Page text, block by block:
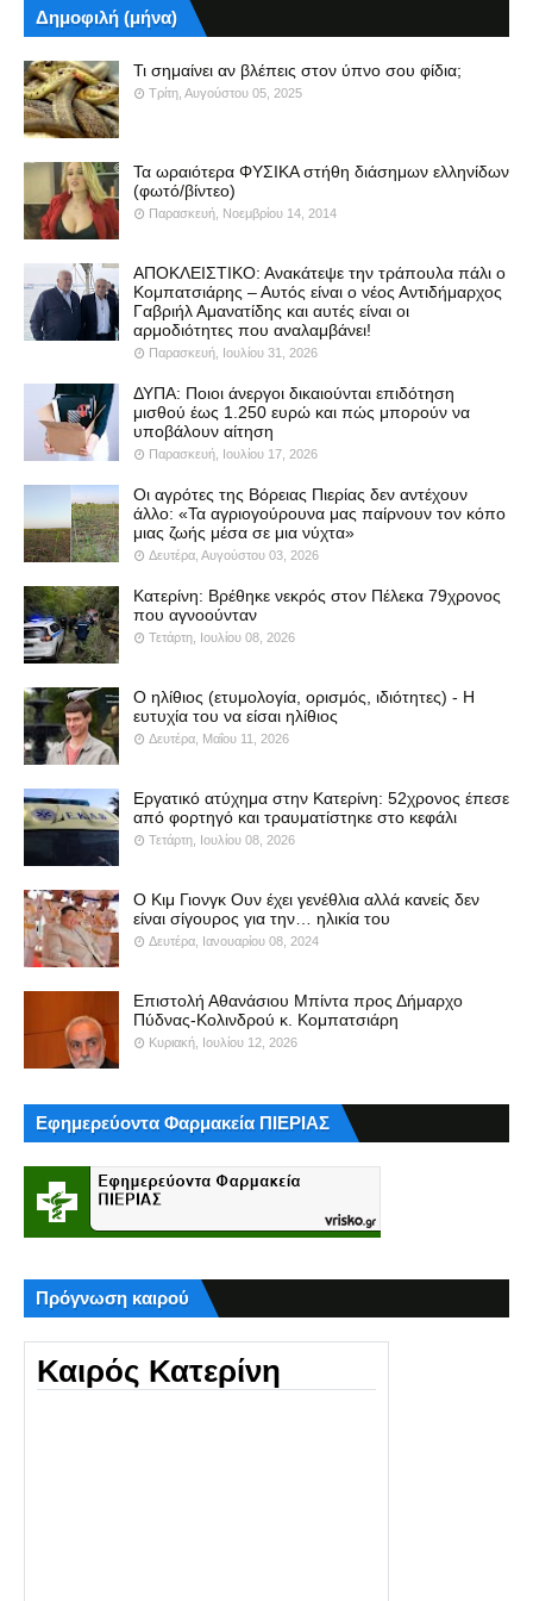
Δημοφιλή (μήνα)
Τι σημαίνει αν βλέπεις στον ύπνο σου φίδια;
Τρίτη, Αυγούστου 05, 2025
Τα ωραιότερα ΦΥΣΙΚΑ στήθη διάσημων ελληνίδων
(φωτό/βίντεο)
Παρασκευή, Νοεμβρίου 14, 2014
ΑΠΟΚΛΕΙΣΤΙΚΟ: Ανακάτεψε την τράπουλα πάλι ο
Κομπατσιάρης – Αυτός είναι ο νέος Αντιδήμαρχος
Γαβριήλ Αμανατίδης και αυτές είναι οι
αρμοδιότητες που αναλαμβάνει!
Παρασκευή, Ιουλίου 31, 2026
ΔΥΠΑ: Ποιοι άνεργοι δικαιούνται επιδότηση
μισθού έως 1.250 ευρώ και πώς μπορούν να
υποβάλουν αίτηση
Παρασκευή, Ιουλίου 17, 2026
Οι αγρότες της Βόρειας Πιερίας δεν αντέχουν
άλλο: «Τα αγριογούρουνα μας παίρνουν τον κόπο
μιας ζωής μέσα σε μια νύχτα»
Δευτέρα, Αυγούστου 03, 2026
Κατερίνη: Βρέθηκε νεκρός στον Πέλεκα 79χρονος
που αγνοούνταν
Τετάρτη, Ιουλίου 08, 2026
Ο ηλίθιος (ετυμολογία, ορισμός, ιδιότητες) - Η
ευτυχία του να είσαι ηλίθιος
Δευτέρα, Μαΐου 11, 2026
Εργατικό ατύχημα στην Κατερίνη: 52χρονος έπεσε
από φορτηγό και τραυματίστηκε στο κεφάλι
Τετάρτη, Ιουλίου 08, 2026
Ο Κιμ Γιονγκ Ουν έχει γενέθλια αλλά κανείς δεν
είναι σίγουρος για την… ηλικία του
Δευτέρα, Ιανουαρίου 08, 2024
Επιστολή Αθανάσιου Μπίντα προς Δήμαρχο
Πύδνας-Κολινδρού κ. Κομπατσιάρη
Κυριακή, Ιουλίου 12, 2026
Εφημερεύοντα Φαρμακεία ΠΙΕΡΙΑΣ
Πρόγνωση καιρού
Καιρός Κατερίνη